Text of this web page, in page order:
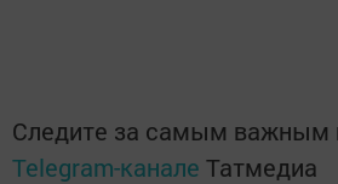
Следите за самым важным
Telegram-канале Татмедиа